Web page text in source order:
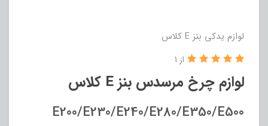
لوازم یدکی بنز E کلاس
لوازم چرخ مرسدس بنز E کلاس
از 1
E200/E230/E240/E280/E350/E500